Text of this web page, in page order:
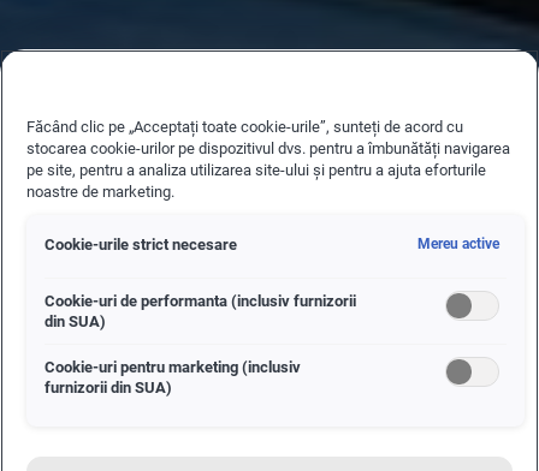
Făcând clic pe „Acceptați toate cookie-urile”, sunteți de acord cu
stocarea cookie-urilor pe dispozitivul dvs. pentru a îmbunătăți navigarea
pe site, pentru a analiza utilizarea site-ului și pentru a ajuta eforturile
noastre de marketing.
Cookie-urile strict necesare Mereu active
Cookie-uri de performanta (inclusiv furnizorii
din SUA)
Cookie-uri pentru marketing (inclusiv
furnizorii din SUA)